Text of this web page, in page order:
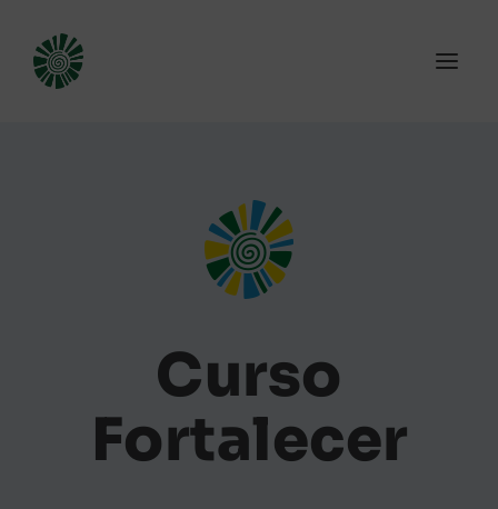
Curso
Fortalecer